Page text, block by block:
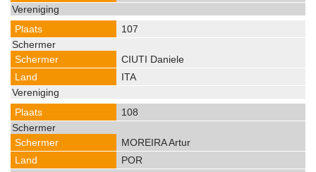
107
CIUTI Daniele
ITA
108
MOREIRA Artur
POR